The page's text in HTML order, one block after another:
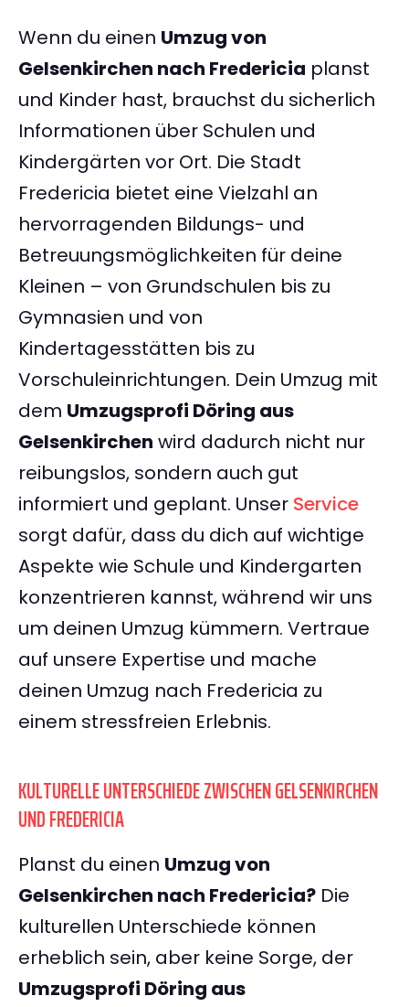
Wenn du einen Umzug von
Gelsenkirchen nach Fredericia planst
und Kinder hast, brauchst du sicherlich
Informationen über Schulen und
Kindergärten vor Ort. Die Stadt
Fredericia bietet eine Vielzahl an
hervorragenden Bildungs- und
Betreuungsmöglichkeiten für deine
Kleinen – von Grundschulen bis zu
Gymnasien und von
Kindertagesstätten bis zu
Vorschuleinrichtungen. Dein Umzug mit
dem Umzugsprofi Döring aus
Gelsenkirchen wird dadurch nicht nur
reibungslos, sondern auch gut
informiert und geplant. Unser Service
sorgt dafür, dass du dich auf wichtige
Aspekte wie Schule und Kindergarten
konzentrieren kannst, während wir uns
um deinen Umzug kümmern. Vertraue
auf unsere Expertise und mache
deinen Umzug nach Fredericia zu
einem stressfreien Erlebnis.
KULTURELLE UNTERSCHIEDE ZWISCHEN GELSENKIRCHEN
UND FREDERICIA
Planst du einen Umzug von
Gelsenkirchen nach Fredericia? Die
kulturellen Unterschiede können
erheblich sein, aber keine Sorge, der
Umzugsprofi Döring aus